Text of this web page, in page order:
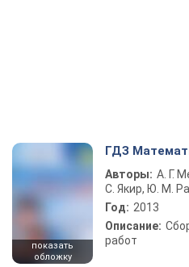
показать
обложку
ГДЗ
Авторы: А. Г.
С. Якир, Ю. М.
Год: 2013
Описание:
работ